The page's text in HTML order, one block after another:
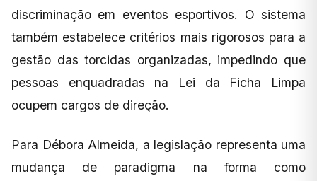
discriminação em eventos esportivos. O sistema
também estabelece critérios mais rigorosos para a
gestão das torcidas organizadas, impedindo que
pessoas enquadradas na Lei da Ficha Limpa
ocupem cargos de direção.
Para Débora Almeida, a legislação representa uma
mudança de paradigma na forma como